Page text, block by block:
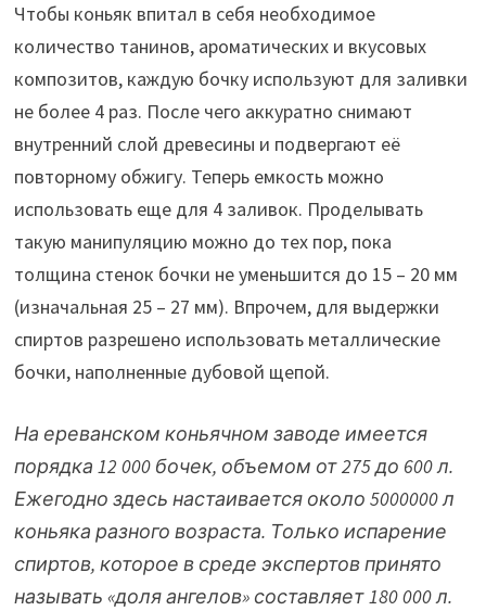
Чтобы коньяк впитал в себя необходимое
количество танинов, ароматических и вкусовых
композитов, каждую бочку используют для заливки
не более 4 раз. После чего аккуратно снимают
внутренний слой древесины и подвергают её
повторному обжигу. Теперь емкость можно
использовать еще для 4 заливок. Проделывать
такую манипуляцию можно до тех пор, пока
толщина стенок бочки не уменьшится до 15 – 20 мм
(изначальная 25 – 27 мм). Впрочем, для выдержки
спиртов разрешено использовать металлические
бочки, наполненные дубовой щепой.
На ереванском коньячном заводе имеется
порядка 12 000 бочек, объемом от 275 до 600 л.
Ежегодно здесь настаивается около 5000000 л
коньяка разного возраста. Только испарение
спиртов, которое в среде экспертов принято
называть «доля ангелов» составляет 180 000 л.